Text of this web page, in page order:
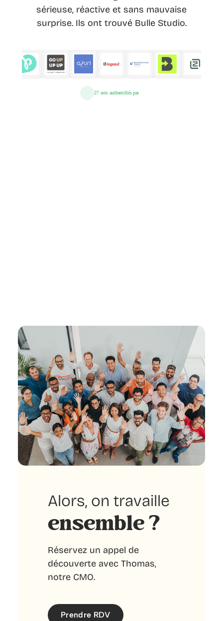
sérieuse, réactive et sans mauvaise
surprise. Ils ont trouvé Bulle Studio.
Alors, on travaille
ensemble ?
Réservez un appel de
découverte avec Thomas,
notre CMO.
Prendre RDV